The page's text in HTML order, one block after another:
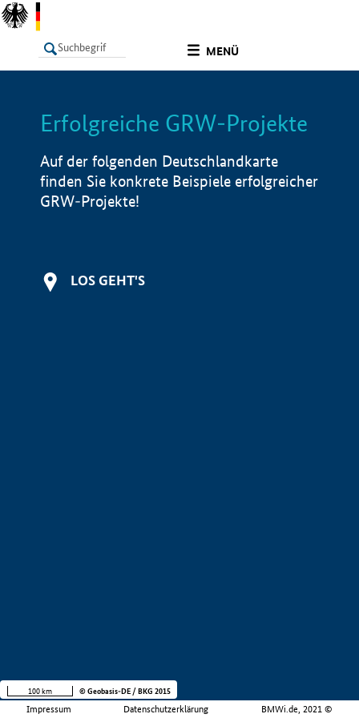
MENÜ
LISTE Info
Erfolgreiche GRW-Projekte
Auf der folgenden Deutschlandkarte
finden Sie konkrete Beispiele erfolgreicher
GRW-Projekte!
LOS GEHT'S
Impressum Datenschutzerklärung BMWi.de, 2021 ©
100 km © Geobasis-DE / BKG 2015